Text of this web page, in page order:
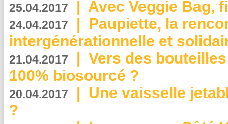
25.04.2017 | Avec Veggie Bag,
24.04.2017 | Paupiette, la
intergénérationnelle et
21.04.2017 | Vers des
100% biosourcé ?
20.04.2017 | Une vaisselle
?